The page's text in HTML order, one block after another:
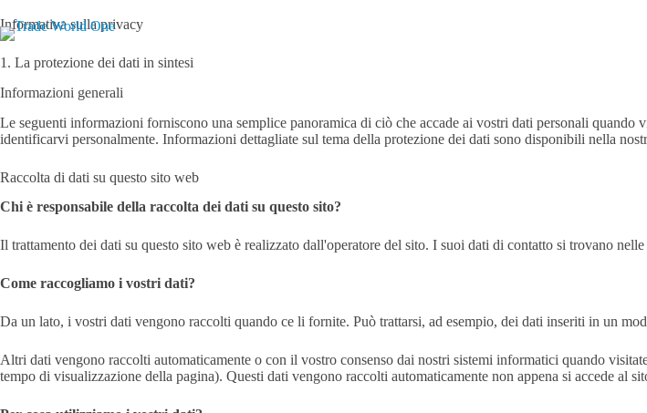
al
contenuto
Informativa sulla privacy
1. La protezione dei dati in sintesi
Informazioni generali
Le seguenti informazioni forniscono una semplice panoramica di ciò che accade ai vostri dati personali
identificarvi personalmente. Informazioni dettagliate sul tema della protezione dei dati sono disponibili nella
Raccolta di dati su questo sito web
Chi è responsabile della raccolta dei dati su questo sito?
Il trattamento dei dati su questo sito web è realizzato dall'operatore del sito. I suoi dati di contatto si trovano nelle
Come raccogliamo i vostri dati?
Da un lato, i vostri dati vengono raccolti quando ce li fornite. Può trattarsi, ad esempio, dei dati inseriti in un
Altri dati vengono raccolti automaticamente o con il vostro consenso dai nostri sistemi informatici quando
tempo di visualizzazione della pagina). Questi dati vengono raccolti automaticamente non appena si accede al